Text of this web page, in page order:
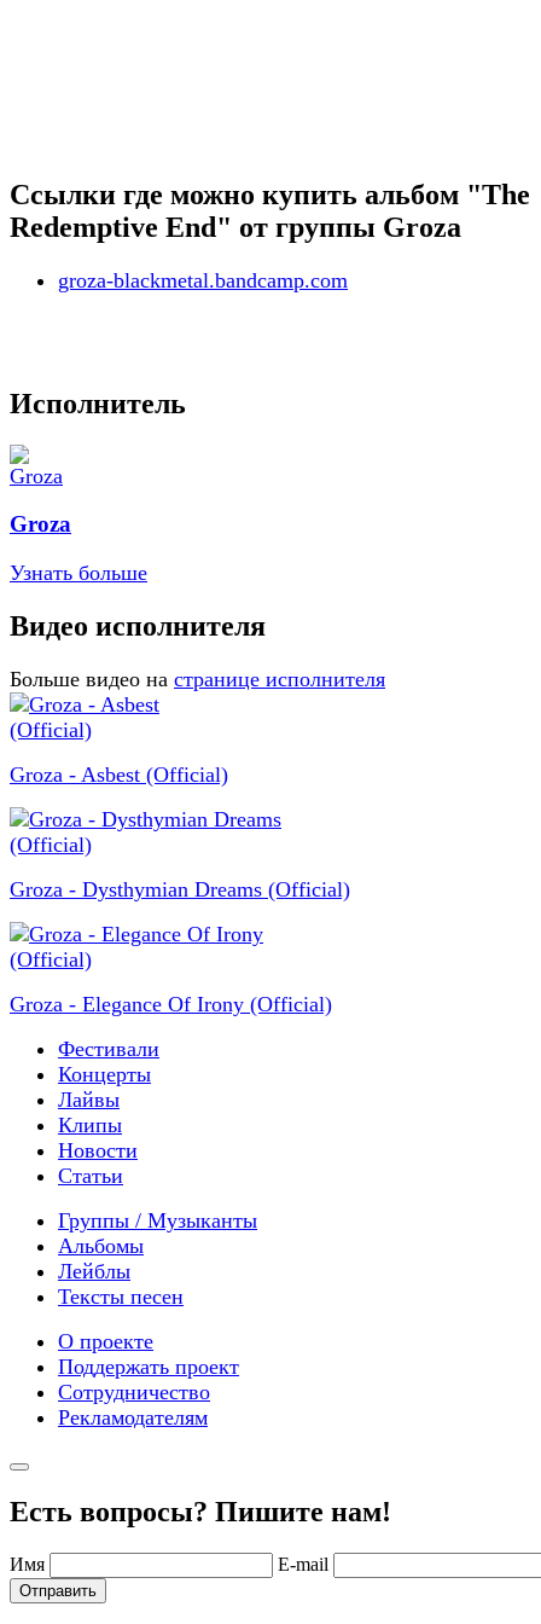
Ссылки где можно купить альбом "The
Redemptive End" от группы Groza
groza-blackmetal.bandcamp.com
Исполнитель
Groza
Узнать больше
Видео исполнителя
Больше видео на странице исполнителя
Groza - Asbest (Official)
Groza - Dysthymian Dreams (Official)
Groza - Elegance Of Irony (Official)
Фестивали
Концерты
Лайвы
Клипы
Новости
Статьи
Группы / Музыканты
Альбомы
Лейблы
Тексты песен
О проекте
Поддержать проект
Сотрудничество
Рекламодателям
Есть вопросы? Пишите нам!
Имя E-mail